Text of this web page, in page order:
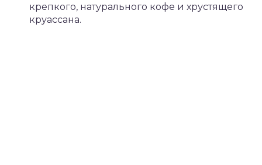
крепкого, натурального кофе и хрустящего
круассана.